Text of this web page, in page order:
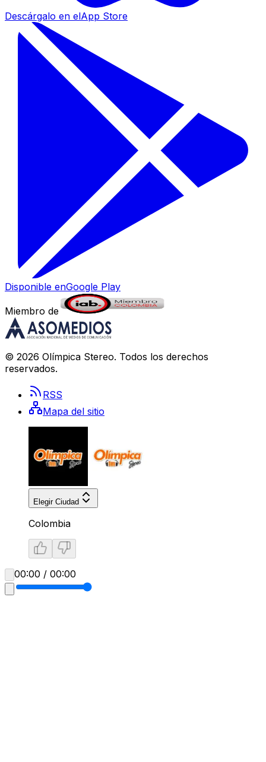
Descárgalo en elApp Store
Disponible enGoogle Play
Miembro de
© 2026 Olímpica Stereo. Todos los derechos
reservados.
RSS
Mapa del sitio
Elegir Ciudad
Colombia
00:00 / 00:00